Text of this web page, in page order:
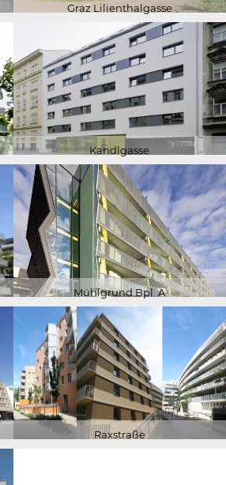
Graz Lilienthalgasse
Kandlgasse
Mühlgrund Bpl. A
Raxstraße